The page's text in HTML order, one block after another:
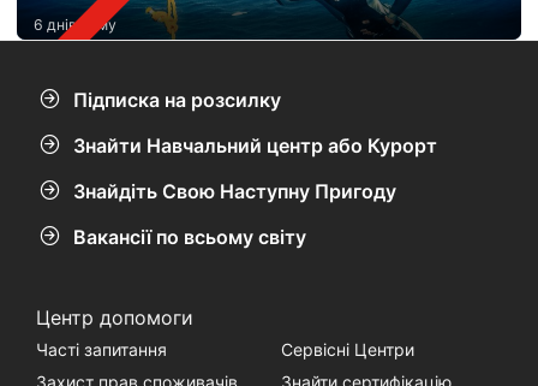
6 днів тому
Підписка на розсилку
Знайти Навчальний центр або Курорт
Знайдіть Свою Наступну Пригоду
Вакансії по всьому світу
Центр допомоги
Часті запитання
Сервісні Центри
Захист прав споживачів
Знайти сертифікацію